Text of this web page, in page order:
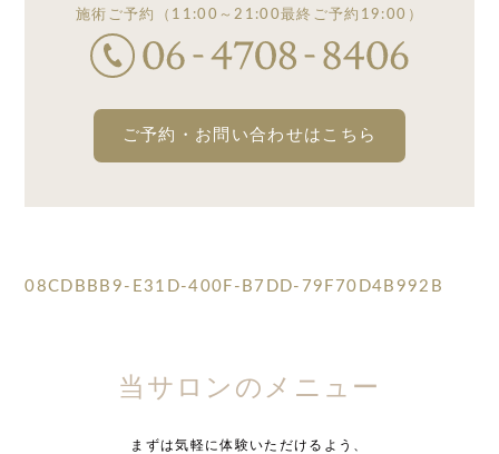
施術ご予約 （11:00～21:00最終ご予約19:00）
ご予約・お問い合わせはこちら
08CDBBB9-E31D-400F-B7DD-79F70D4B992B
当サロンのメニュー
まずは気軽に体験いただけるよう、